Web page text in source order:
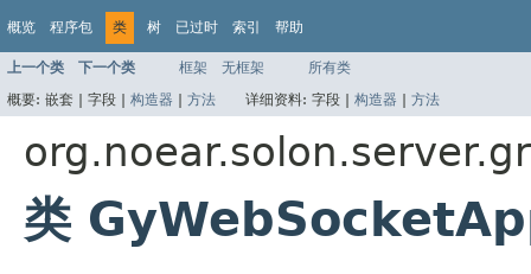
概览 程序包 类 树 已过时 索引 帮助
上一个类 下一个类 框架 无框架
所有类
概要: 嵌套 | 字段 | 构造器 | 方法 详细资料: 字段 | 构造器 | 方法
类